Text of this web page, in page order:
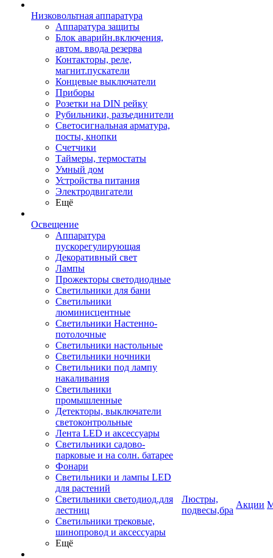
Низковольтная аппаратура
Аппаратура защиты
Блок аварийн.включения,
автом. ввода резерва
Контакторы, реле,
магнит.пускатели
Концевые выключатели
Приборы
Розетки на DIN рейку
Рубильники, разъединители
Светосигнальная арматура,
посты, кнопки
Счетчики
Таймеры, термостаты
Умный дом
Устройства питания
Электродвигатели
Ещё
Освещение
Аппаратура
пускорегулирующая
Декоративный свет
Лампы
Прожекторы светодиодные
Светильники для бани
Светильники
люминисцентные
Светильники Настенно-
потолочные
Светильники настольные
Светильники ночники
Светильники под лампу
накаливания
Светильники
промышленные
Детекторы, выключатели
светоконтрольные
Лента LED и аксессуары
Светильники садово-
парковые и на солн. батарее
Фонари
Светильники и лампы LED
для растений
Светильники светодиод.для
лестниц
Светильники трековые,
шинопровод и аксессуары
Ещё
Люстры,
подвесы,бра
Акции